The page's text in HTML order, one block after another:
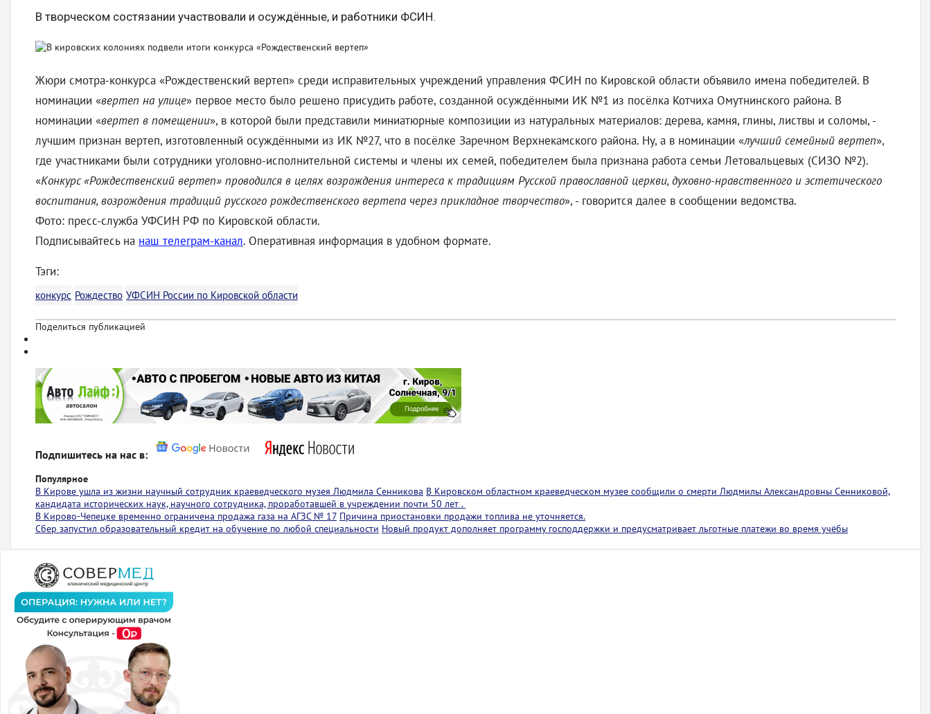
В творческом состязании участвовали и осуждённые, и работники ФСИН.
Жюри смотра-конкурса «Рождественский вертеп» среди исправительных учреждений управления ФСИН по Кировской области объявило имена победителей. В
номинации «вертеп на улице» первое место было решено присудить работе, созданной осуждёнными ИК №1 из посёлка Котчиха Омутнинского района. В
номинации «вертеп в помещении», в которой были представили миниатюрные композиции из натуральных материалов: дерева, камня, глины, листвы и соломы, -
лучшим признан вертеп, изготовленный осуждёнными из ИК №27, что в посёлке Заречном Верхнекамского района. Ну, а в номинации «лучший семейный вертеп»,
где участниками были сотрудники уголовно-исполнительной системы и члены их семей, победителем была признана работа семьи Летовальцевых (СИЗО №2).
«Конкурс «Рождественский вертеп» проводился в целях возрождения интереса к традициям Русской православной церкви, духовно-нравственного и эстетического
воспитания, возрождения традиций русского рождественского вертепа через прикладное творчество», - говорится далее в сообщении ведомства.
Фото: пресс-служба УФСИН РФ по Кировской области.
Подписывайтесь на наш телеграм-канал. Оперативная информация в удобном формате.
Тэги:
конкурс Рождество УФСИН России по Кировской области
Поделиться публикацией
Подпишитесь на нас в:
Популярное
В Кирове ушла из жизни научный сотрудник краеведческого музея Людмила Сенникова В Кировском областном краеведческом музее сообщили о смерти Людмилы Александровны Сенниковой,
кандидата исторических наук, научного сотрудника, проработавшей в учреждении почти 50 лет .
В Кирово-Чепецке временно ограничена продажа газа на АГЗС № 17 Причина приостановки продажи топлива не уточняется.
Сбер запустил образовательный кредит на обучение по любой специальности Новый продукт дополняет программу господдержки и предусматривает льготные платежи во время учёбы